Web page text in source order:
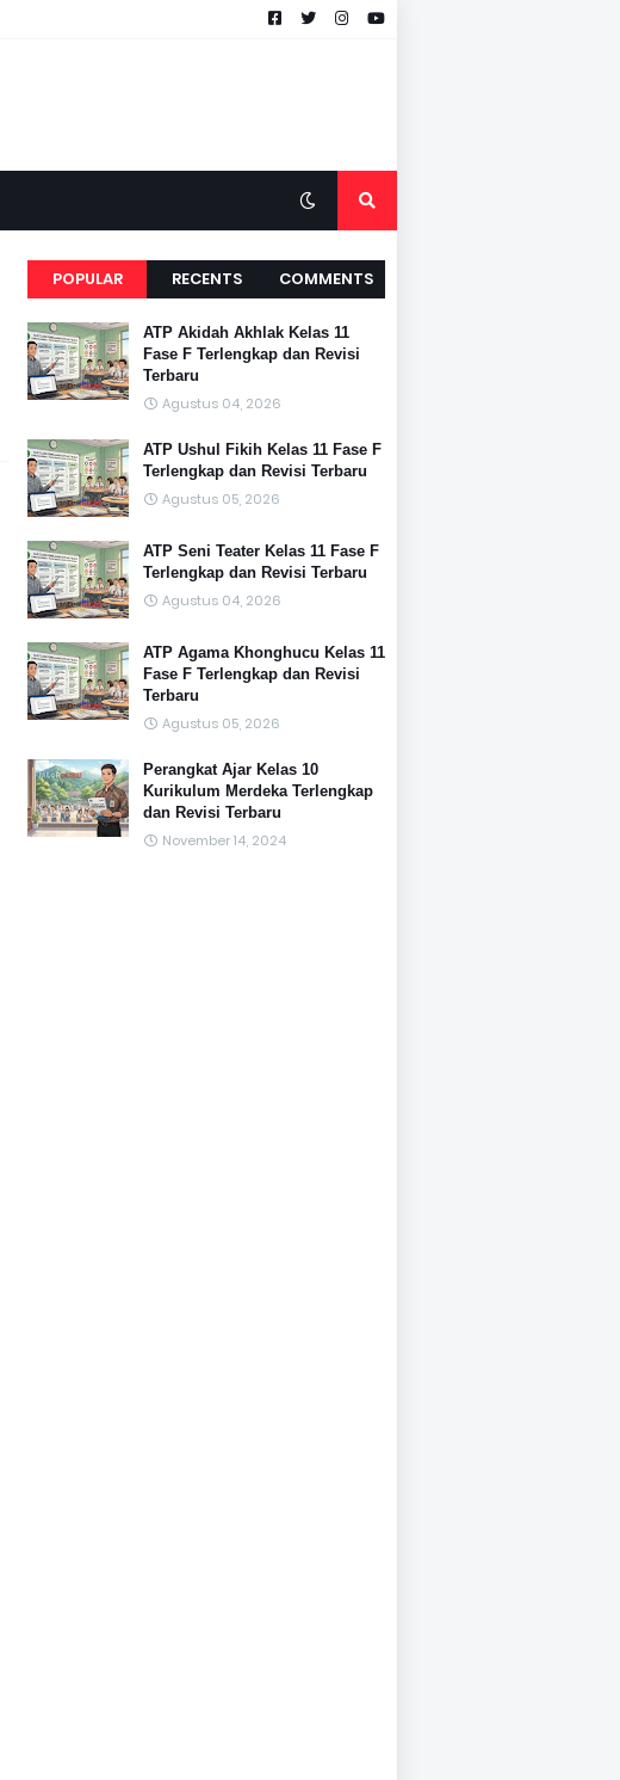
POPULAR RECENTS COMMENTS
ATP Akidah Akhlak Kelas 11
Fase F Terlengkap dan Revisi
Terbaru
Agustus 04, 2026
ATP Ushul Fikih Kelas 11 Fase F
Terlengkap dan Revisi Terbaru
Agustus 05, 2026
ATP Seni Teater Kelas 11 Fase F
Terlengkap dan Revisi Terbaru
Agustus 04, 2026
ATP Agama Khonghucu Kelas 11
Fase F Terlengkap dan Revisi
Terbaru
Agustus 05, 2026
Perangkat Ajar Kelas 10
Kurikulum Merdeka Terlengkap
dan Revisi Terbaru
November 14, 2024